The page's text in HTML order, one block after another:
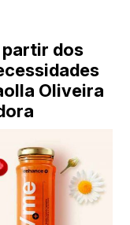
partir dos
Oliveira